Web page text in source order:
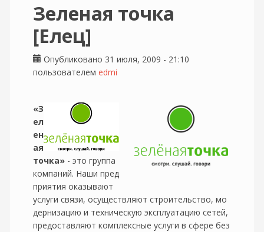
Зеленая точка
[Елец]
Опубликовано 31 июля, 2009 - 21:10
пользователем edmi
«З
ел
ен
ая
точка» - это группа
компаний. Наши пред
приятия оказывают
услуги связи, осуществляют строительство, мо
дернизацию и техническую эксплуатацию сетей,
предоставляют комплексные услуги в сфере без